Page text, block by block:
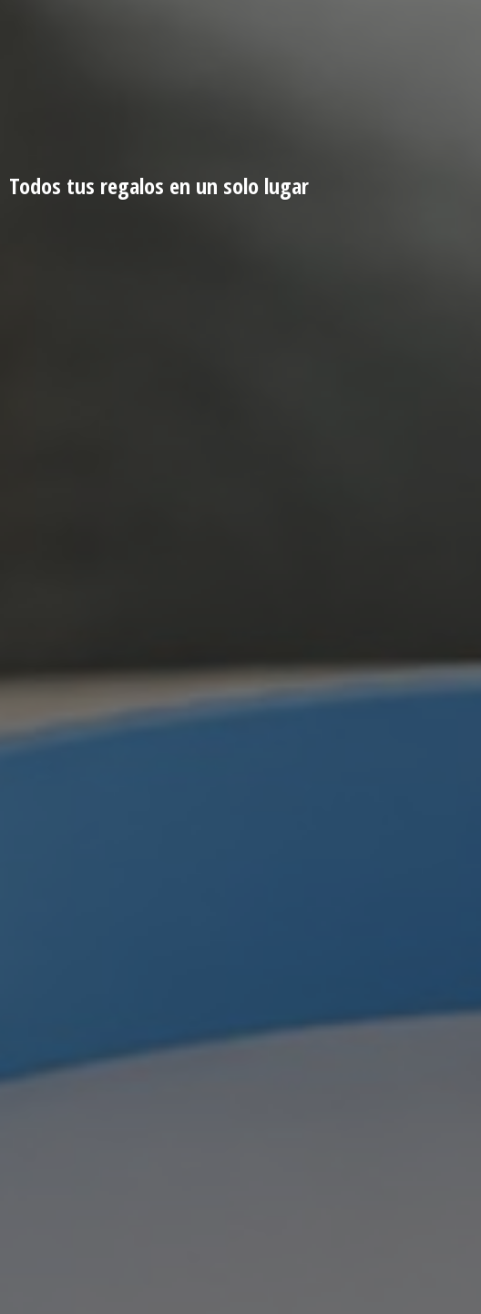
Todos tus regalos en un solo lugar